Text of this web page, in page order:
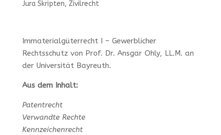
Jura Skripten, Zivilrecht
Immaterialgüterrecht I – Gewerblicher
Rechtsschutz von Prof. Dr. Ansgar Ohly, LL.M. an
der Universität Bayreuth.
Aus dem Inhalt:
Patentrecht
Verwandte Rechte
Kennzeichenrecht